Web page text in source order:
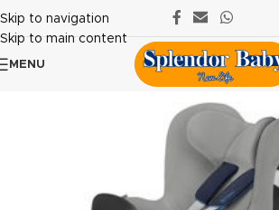
Skip to navigation
Skip to main content
MENU